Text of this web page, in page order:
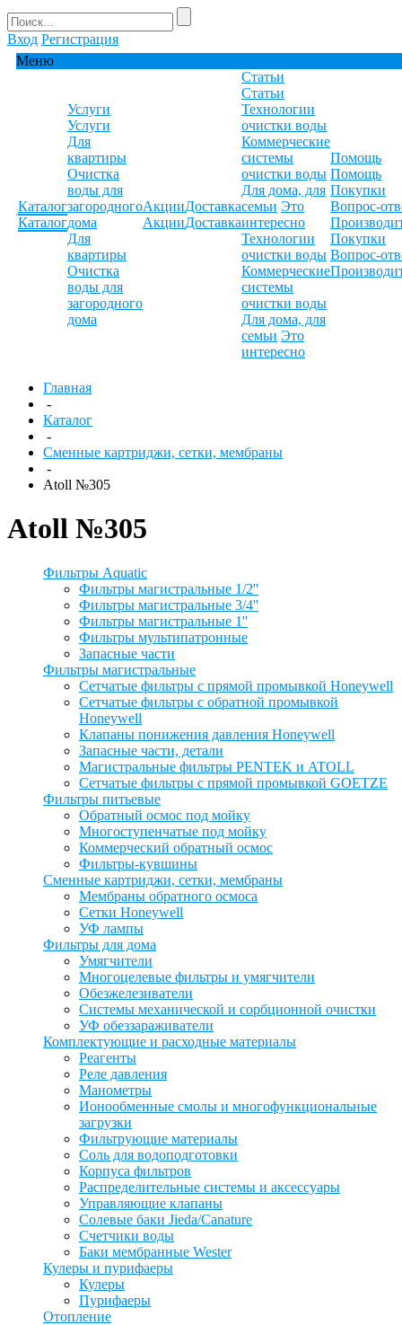
Вход Регистрация
Меню
Каталог
Каталог
Услуги
Услуги
Для
квартиры
Очистка
воды для
загородного
дома
Для
квартиры
Очистка
воды для
загородного
дома
Акции
Акции
Доставка
Доставка
Статьи
Статьи
Технологии
очистки воды
Коммерческие
системы
очистки воды
Для дома, для
семьи Это
интересно
Технологии
очистки воды
Коммерческие
системы
очистки воды
Для дома, для
семьи Это
интересно
Помощь
Помощь
Покупки
Вопрос-
Покупки
Вопрос-
Главная
-
Каталог
-
Сменные картриджи, сетки, мембраны
-
Atoll №305
Atoll №305
Фильтры Aquatic
Фильтры магистральные 1/2''
Фильтры магистральные 3/4''
Фильтры магистральные 1''
Фильтры мультипатронные
Запасные части
Фильтры магистральные
Сетчатые фильтры с прямой промывкой Honeywell
Сетчатые фильтры с обратной промывкой
Honeywell
Клапаны понижения давления Honeywell
Запасные части, детали
Магистральные фильтры PENTEK и ATOLL
Сетчатые фильтры с прямой промывкой GOETZE
Фильтры питьевые
Обратный осмос под мойку
Многоступенчатые под мойку
Коммерческий обратный осмос
Фильтры-кувшины
Сменные картриджи, сетки, мембраны
Мембраны обратного осмоса
Сетки Honeywell
УФ лампы
Фильтры для дома
Умягчители
Многоцелевые фильтры и умягчители
Обезжелезиватели
Системы механической и сорбционной очистки
УФ обеззараживатели
Комплектующие и расходные материалы
Реагенты
Реле давления
Манометры
Ионообменные смолы и многофункциональные
загрузки
Фильтрующие материалы
Соль для водоподготовки
Корпуса фильтров
Распределительные системы и аксессуары
Управляющие клапаны
Солевые баки Jieda/Canature
Счетчики воды
Баки мембранные Wester
Кулеры и пурифаеры
Кулеры
Пурифаеры
Отопление